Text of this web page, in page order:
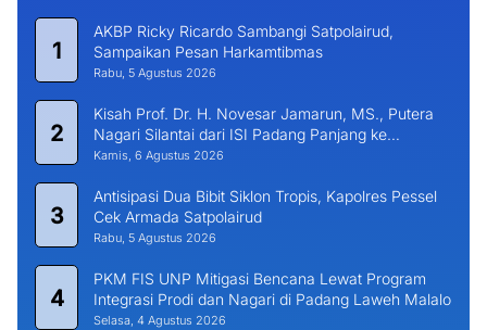
1
AKBP Ricky Ricardo Sambangi Satpolairud,
Sampaikan Pesan Harkamtibmas
Rabu, 5 Agustus 2026
2
Kisah Prof. Dr. H. Novesar Jamarun, MS., Putera
Nagari Silantai dari ISI Padang Panjang ke
Universitas Dharma Andalas
Kamis, 6 Agustus 2026
3
Antisipasi Dua Bibit Siklon Tropis, Kapolres Pessel
Cek Armada Satpolairud
Rabu, 5 Agustus 2026
4
PKM FIS UNP Mitigasi Bencana Lewat Program
Integrasi Prodi dan Nagari di Padang Laweh Malalo
Selasa, 4 Agustus 2026